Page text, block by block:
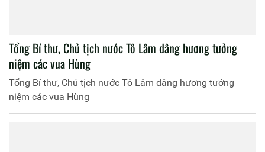
Tổng Bí thư, Chủ tịch nước Tô Lâm dâng hương tưởng
niệm các vua Hùng
Tổng Bí thư, Chủ tịch nước Tô Lâm dâng hương tưởng
niệm các vua Hùng